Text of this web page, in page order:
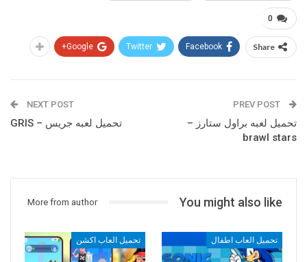
0
Share
Facebook
Twitter
Google+
تحميل لعبه براول ستارز –
brawl stars
NEXT POST
تحميل لعبه جريس – GRIS
You might also like
More from author
تحميل العاب اطفال تحميل العاب اكشن